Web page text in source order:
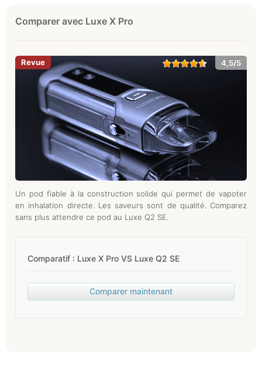
Comparer avec Luxe X Pro
4,5/5
Un pod fiable à la construction solide qui permet de vapoter
en inhalation directe. Les saveurs sont de qualité. Comparez
sans plus attendre ce pod au Luxe Q2 SE.
Comparatif : Luxe X Pro VS Luxe Q2 SE
Comparer maintenant